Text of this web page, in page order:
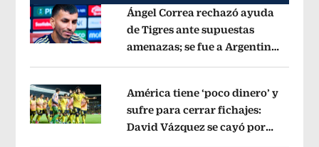
Opens in new window
Ángel Correa rechazó ayuda
de Tigres ante supuestas
amenazas; se fue a Argentina
Opens in new window
América tiene ‘poco dinero’ y
sufre para cerrar fichajes:
David Vázquez se cayó por